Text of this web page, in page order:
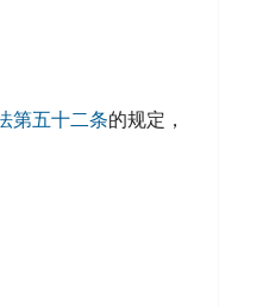
第五十二条的规定，